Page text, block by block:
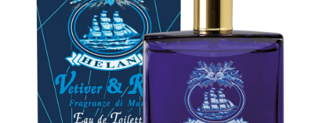
hvězdiček.